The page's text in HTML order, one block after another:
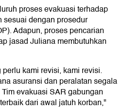
proses evakuasi terhadap
dengan prosedur
Adapun, proses pencarian
jasad Juliana membutuhkan
kami revisi, kami revisi.
asuransi dan peralatan segala
evakuasi SAR gabungan
dari awal jatuh korban,"